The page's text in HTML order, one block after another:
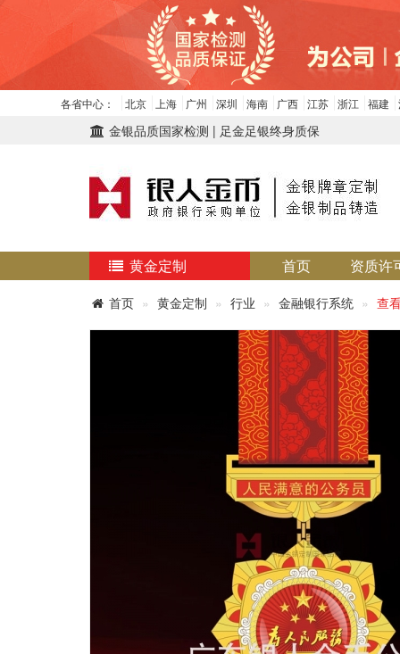
各省中心： 北京 上海 广州 深圳 海南 广西 江苏 浙江 福建
金银品质国家检测 | 足金足银终身质保
黄金定制 首页 资质许
首页 黄金定制 行业 金融银行系统 查